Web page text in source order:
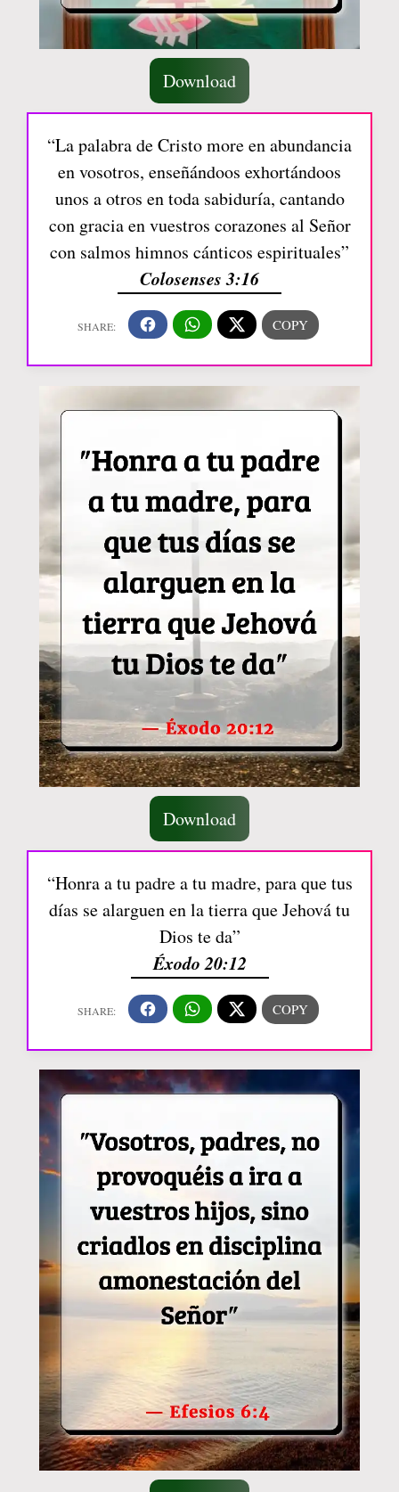
Download
“La palabra de Cristo more en abundancia
en vosotros, enseñándoos exhortándoos
unos a otros en toda sabiduría, cantando
con gracia en vuestros corazones al Señor
con salmos himnos cánticos espirituales”
Colosenses 3:16
Download
“Honra a tu padre a tu madre, para que tus
días se alarguen en la tierra que Jehová tu
Dios te da”
Éxodo 20:12